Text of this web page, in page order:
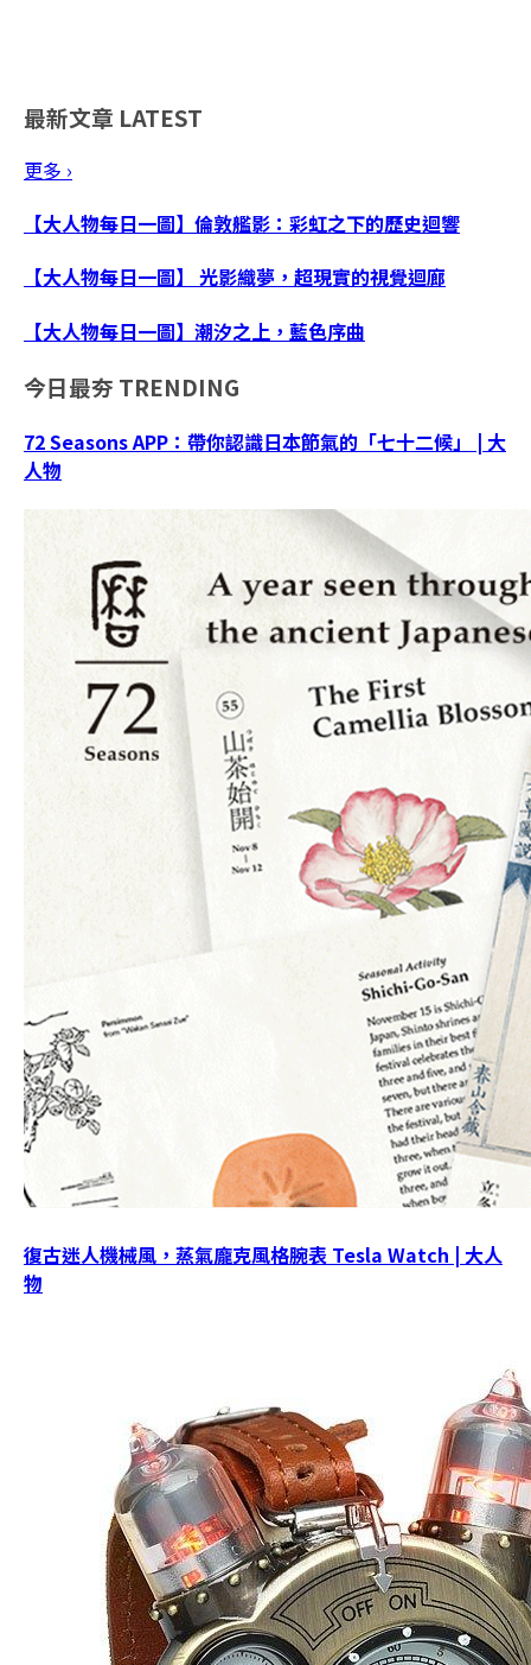
最新文章 LATEST
更多 ›
【大人物每日一圖】倫敦艦影：彩虹之下的歷史迴響
【大人物每日一圖】 光影織夢，超現實的視覺迴廊
【大人物每日一圖】潮汐之上，藍色序曲
今日最夯 TRENDING
72 Seasons APP：帶你認識日本節氣的「七十二候」 | 大
人物
復古迷人機械風，蒸氣龐克風格腕表 Tesla Watch | 大人
物